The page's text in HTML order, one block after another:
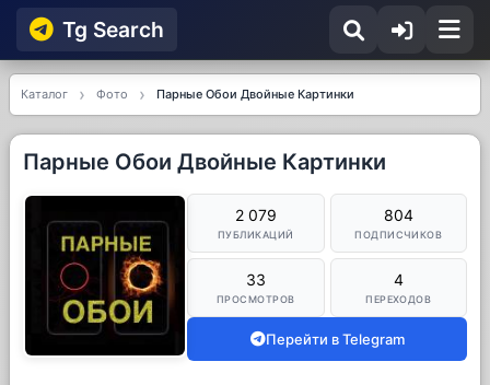
Tg Searсh
Каталог Фото Парные Обои Двойные Картинки
Парные Обои Двойные Картинки
2 079
ПУБЛИКАЦИЙ
804
ПОДПИСЧИКОВ
33
ПРОСМОТРОВ
4
ПЕРЕХОДОВ
Перейти в Telegram